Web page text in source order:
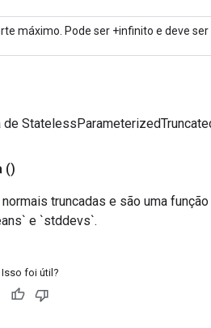
máximo. Pode ser +infinito e deve
de
()
truncadas e são uma
e `stddevs`.
Isso foi útil?